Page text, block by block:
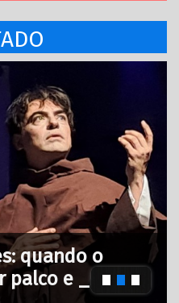
quando o
palco e _